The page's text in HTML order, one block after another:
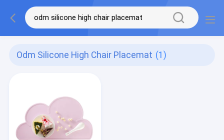
Odm Silicone High Chair Placemat (1)